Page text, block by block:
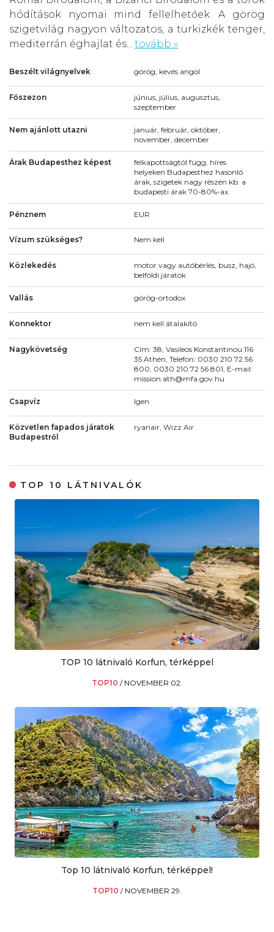
hódítások nyomai mind fellelhetőek. A görög
szigetvilág nagyon változatos, a türkizkék tenger,
mediterrán éghajlat és... tovább »
Beszélt világnyelvek görög, kevés angol
Főszezon
június, július, augusztus,
szeptember
Nem ajánlott utazni
január, február, október,
november, december
Árak Budapesthez képest
felkapottságtól függ, híres
helyeken Budapesthez hasonló
árak, szigetek nagy részén kb. a
budapesti árak 70-80%-ax
Pénznem EUR
Vízum szükséges? Nem kell
Közlekedés
motor vagy autóbérlés, busz, hajó,
belföldi járatok
Vallás görög-ortodox
Konnektor nem kell átalakító
Nagykövetség
Cím: 38, Vasileos Konstantinou 116
35 Athén, Telefon: 0030 210 72 56
800, 0030 210 72 56 801, E-mail:
mission.ath@mfa.gov.hu
Csapvíz Igen
Közvetlen fapados járatok
Budapestről
ryanair, Wizz Air
TOP 10 LÁTNIVALÓK
TOP 10 látnivaló Korfun, térképpel
TOP10 / NOVEMBER 02.
Top 10 látnivaló Korfun, térképpel!
TOP10 / NOVEMBER 29.